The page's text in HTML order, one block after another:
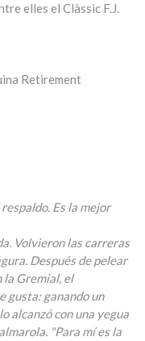
elles el Clàssic F.J.
Retirement
Es la mejor
Volvieron las carreras
Después de pelear
la Gremial, el
gusta: ganando un
alcanzó con una yegua
"Para mí es la